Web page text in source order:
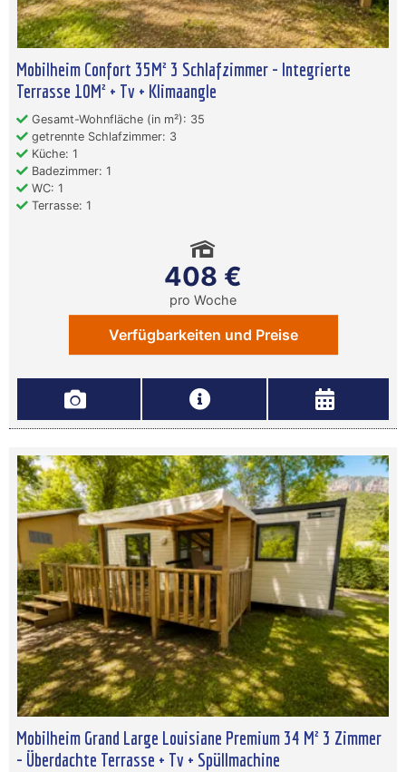
Mobilheim Confort 35M² 3 Schlafzimmer - Integrierte
Terrasse 10M² + Tv + Klimaangle
Gesamt-Wohnfläche (in m²): 35
getrennte Schlafzimmer: 3
Küche: 1
Badezimmer: 1
WC: 1
Terrasse: 1
408 €
pro Woche
Verfügbarkeiten und Preise
Mobilheim Grand Large Louisiane Premium 34 M² 3 Zimmer
- Überdachte Terrasse + Tv + Spüllmachine